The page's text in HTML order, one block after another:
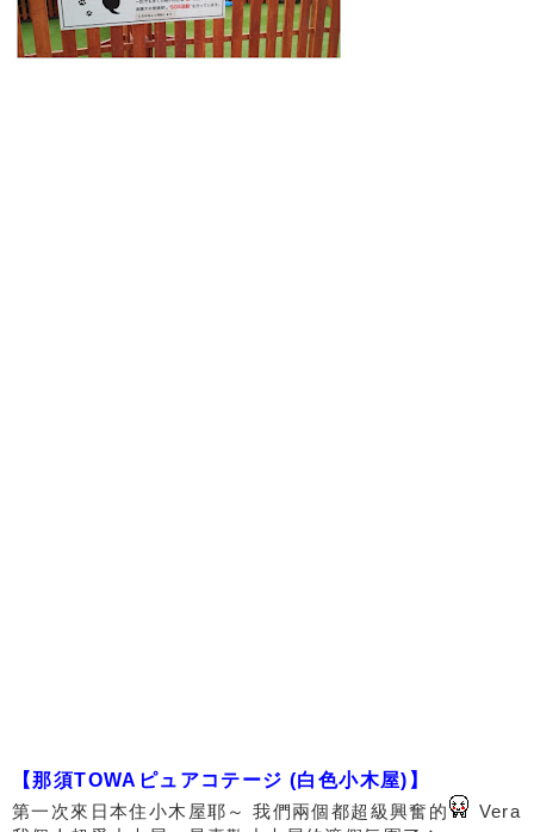
【那須TOWAピュアコテージ (白色小木屋)】
第一次來日本住小木屋耶～ 我們兩個都超級興奮的
Vera